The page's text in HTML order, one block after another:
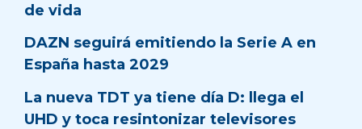
de vida
DAZN seguirá emitiendo la Serie A en
España hasta 2029
La nueva TDT ya tiene día D: llega el
UHD y toca resintonizar televisores